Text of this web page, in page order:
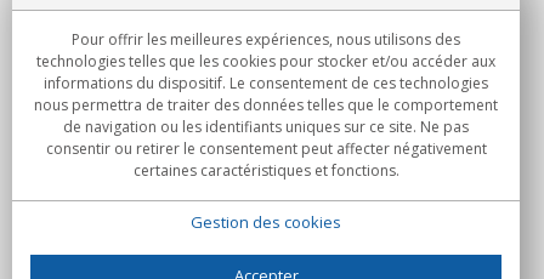
Notre société
Engagements
Achats
Pour offrir les meilleures expériences, nous utilisons des
technologies telles que les cookies pour stocker et/ou accéder aux
informations du dispositif. Le consentement de ces technologies
nous permettra de traiter des données telles que le comportement
de navigation ou les identifiants uniques sur ce site. Ne pas
consentir ou retirer le consentement peut affecter négativement
certaines caractéristiques et fonctions.
Gestion des cookies